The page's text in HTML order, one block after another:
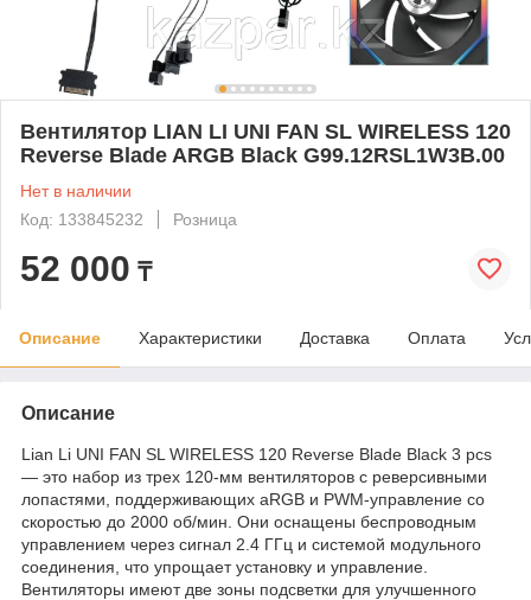
Вентилятор LIAN LI UNI FAN SL WIRELESS 120
Reverse Blade ARGB Black G99.12RSL1W3B.00
Нет в наличии
Код: 133845232
Розница
52 000 ₸
Описание Характеристики Доставка Оплата
Описание
Lian Li UNI FAN SL WIRELESS 120 Reverse Blade Black 3 pcs
— это набор из трех 120-мм вентиляторов с реверсивными
лопастями, поддерживающих aRGB и PWM-управление со
скоростью до 2000 об/мин. Они оснащены беспроводным
управлением через сигнал 2.4 ГГц и системой модульного
соединения, что упрощает установку и управление.
Вентиляторы имеют две зоны подсветки для улучшенного